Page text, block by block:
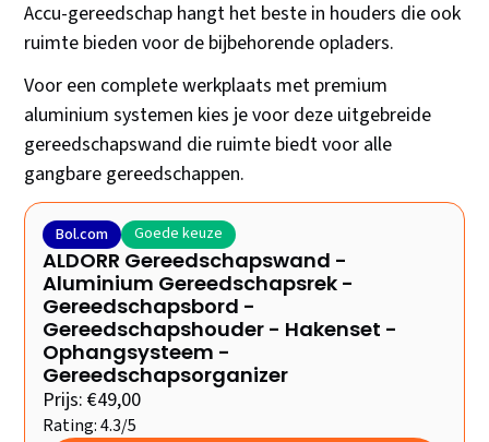
Accu-gereedschap hangt het beste in houders die ook
ruimte bieden voor de bijbehorende opladers.
Voor een complete werkplaats met premium
aluminium systemen kies je voor deze uitgebreide
gereedschapswand die ruimte biedt voor alle
gangbare gereedschappen.
Bol.com Goede keuze
ALDORR Gereedschapswand -
Aluminium Gereedschapsrek -
Gereedschapsbord -
Gereedschapshouder - Hakenset -
Ophangsysteem -
Gereedschapsorganizer
Prijs: €49,00
Rating: 4.3/5